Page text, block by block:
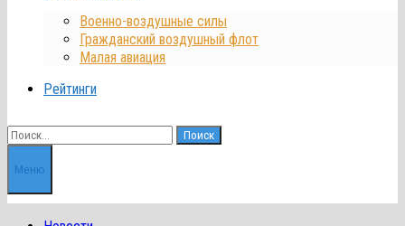
Военно-воздушные силы
Гражданский воздушный флот
Малая авиация
Рейтинги
Найти:
Меню